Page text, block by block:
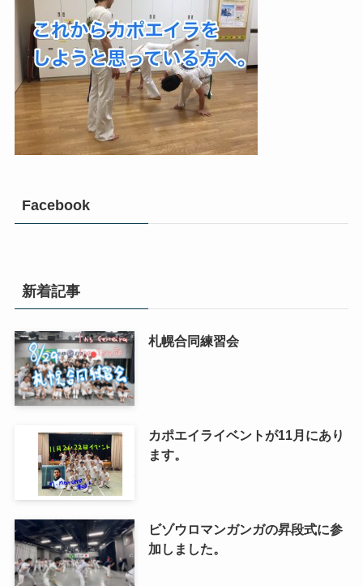
Facebook
新着記事
札幌合同練習会
カポエイライベントが11月にあり
ます。
ビゾウロマンガンガの昇段式に参
加しました。